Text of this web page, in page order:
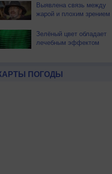
Выявлена связь между
жарой и плохим зрением
Зелёный цвет обладает
лечебным эффектом
ПОГОДЫ